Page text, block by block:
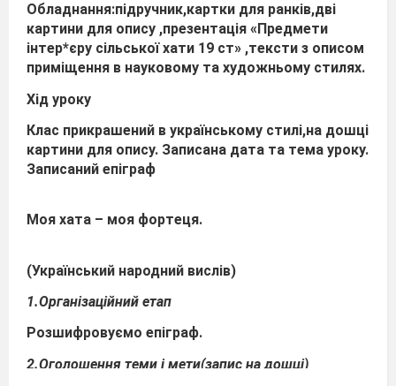
Обладнання:підручник,картки для ранків,дві
картини для опису ,презентація «Предмети
інтер*єру сільської хати 19 ст» ,тексти з описом
приміщення в науковому та художньому стилях.
Хід уроку
Клас прикрашений в українському стилі,на дошці
картини для опису. Записана дата та тема уроку.
Записаний епіграф
Моя хата – моя фортеця.
(Український народний вислів)
1.Організаційний етап
Розшифровуємо епіграф.
2.Оголошення теми і мети(запис на дошці)